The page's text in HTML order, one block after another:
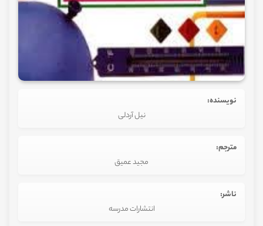
نویسنده:
نیل آردلی
مترجم:
مجید عمیق
ناشر:
انتشارات مدرسه